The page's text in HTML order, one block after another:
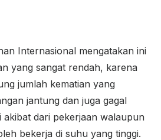
Internasional mengatakan ini
yang sangat rendah, karena
jumlah kematian yang
jantung dan juga gagal
akibat dari pekerjaan walaupun
bekerja di suhu yang tinggi.